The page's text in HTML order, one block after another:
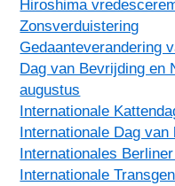
Hiroshima
Zonsverduistering
Gedaanteverandering
Dag van Bevrijding en
augustus
Internationale
Internationale Dag
Internationales
Internationale